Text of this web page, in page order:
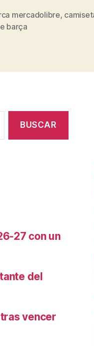
mercadolibre,
barça
27 con un
del
vencer